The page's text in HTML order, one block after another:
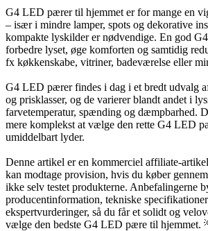
G4 LED pærer til hjemmet er for mange en
– især i mindre lamper, spots og dekorative
kompakte lyskilder er nødvendige. En god
forbedre lyset, øge komforten og samtidig
fx køkkenskabe, vitriner, badeværelse eller
G4 LED pærer findes i dag i et bredt udvalg
og prisklasser, og de varierer blandt andet i
farvetemperatur, spænding og dæmpbarhed.
mere komplekst at vælge den rette G4 LED
umiddelbart lyder.
Denne artikel er en kommerciel affiliate-
kan modtage provision, hvis du køber
ikke selv testet produkterne. Anbefalingerne
producentinformation, tekniske
ekspertvurderinger, så du får et solidt og
vælge den bedste G4 LED pære til hjemmet.